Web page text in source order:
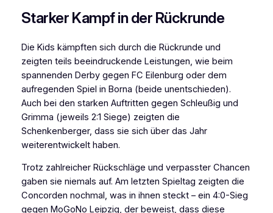
Starker Kampf in der Rückrunde
Die Kids kämpften sich durch die Rückrunde und
zeigten teils beeindruckende Leistungen, wie beim
spannenden Derby gegen FC Eilenburg oder dem
aufregenden Spiel in Borna (beide unentschieden).
Auch bei den starken Auftritten gegen Schleußig und
Grimma (jeweils 2:1 Siege) zeigten die
Schenkenberger, dass sie sich über das Jahr
weiterentwickelt haben.
Trotz zahlreicher Rückschläge und verpasster Chancen
gaben sie niemals auf. Am letzten Spieltag zeigten die
Concorden nochmal, was in ihnen steckt – ein 4:0-Sieg
gegen MoGoNo Leipzig, der beweist, dass diese